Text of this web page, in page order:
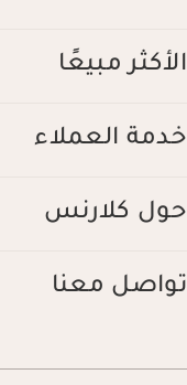
الأكثر مبيعًا
خدمة العملاء
حول كلارنس
تواصل معنا